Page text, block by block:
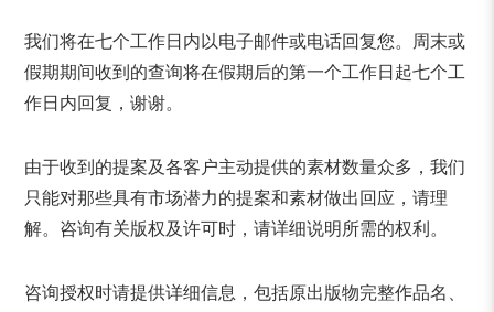
我们将在七个工作日内以电子邮件或电话回复您。周末或
假期期间收到的查询将在假期后的第一个工作日起七个工
作日内回复，谢谢。
由于收到的提案及各客户主动提供的素材数量众多，我们
只能对那些具有市场潜力的提案和素材做出回应，请理
解。咨询有关版权及许可时，请详细说明所需的权利。
咨询授权时请提供详细信息，包括原出版物完整作品名、